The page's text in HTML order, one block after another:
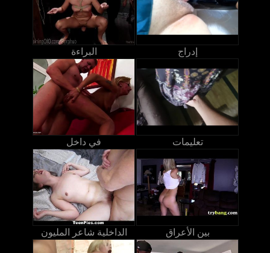
البراءة إدراج
في داخل تعليمات
الداخلية شاعر المليون بين الأعراق